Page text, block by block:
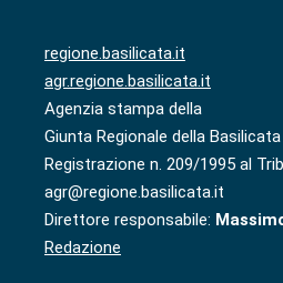
regione.basilicata.it
agr.regione.basilicata.it
Agenzia stampa della
Giunta Regionale della Basilicata
Registrazione n. 209/1995 al
agr@regione.basilicata.it
Direttore responsabile:
Redazione